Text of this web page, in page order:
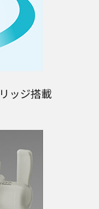
ッジ搭載